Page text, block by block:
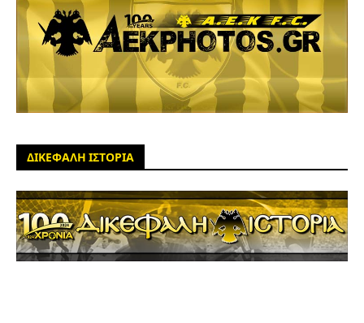
ΔΙΚΕΦΑΛΗ ΙΣΤΟΡΙΑ